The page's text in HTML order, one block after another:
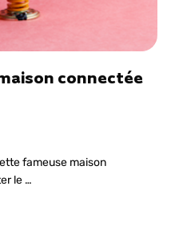
connectée
fameuse maison
le …